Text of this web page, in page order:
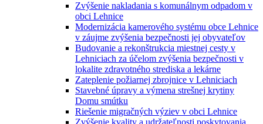
Zvýšenie nakladania s komunálnym odpadom v
obci Lehnice
Modernizácia kamerového systému obce Lehnice
v záujme zvýšenia bezpečnosti jej obyvateľov
Budovanie a rekonštrukcia miestnej cesty v
Lehniciach za účelom zvýšenia bezpečnosti v
lokalite zdravotného strediska a lekárne
Zateplenie požiarnej zbrojnice v Lehniciach
Stavebné úpravy a výmena strešnej krytiny
Domu smútku
Riešenie migračných výziev v obci Lehnice